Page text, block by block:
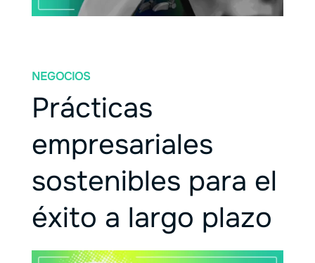
Prácticas
empresariales
sostenibles para el
éxito a largo plazo
NEGOCIOS